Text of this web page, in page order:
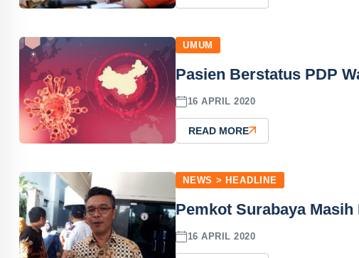
UMUM
Pasien Berstatus PDP
16 APRIL 2020
READ MORE
NEWS > HEADLINE
Pemkot Surabaya
16 APRIL 2020